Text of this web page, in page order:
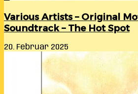
Various Artists – Original
Soundtrack – The Hot Spot
20. Februar 2025